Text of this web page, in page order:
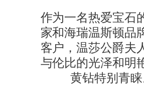
作为一名热爱宝石
家和海瑞温斯顿品
客户，温莎公爵夫
与伦比的光泽和明
黄钻特别青睐